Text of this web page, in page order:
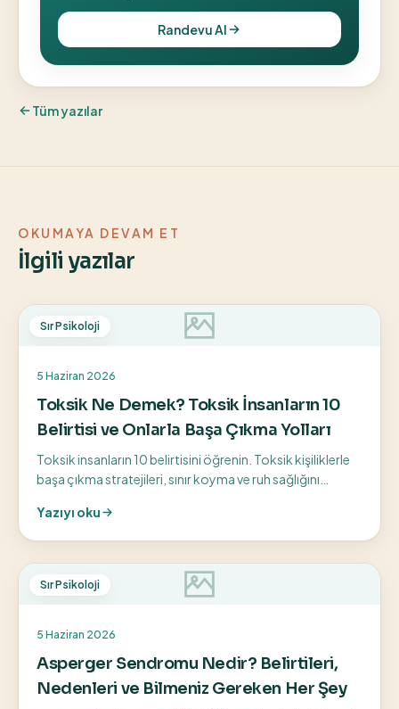
Randevu Al
Tüm yazılar
OKUMAYA DEVAM ET
İlgili yazılar
Sır Psikoloji
5 Haziran 2026
Toksik Ne Demek? Toksik İnsanların 10
Belirtisi ve Onlarla Başa Çıkma Yolları
Toksik insanların 10 belirtisini öğrenin. Toksik kişiliklerle
başa çıkma stratejileri, sınır koyma ve ruh sağlığını
Yazıyı oku
Sır Psikoloji
5 Haziran 2026
Asperger Sendromu Nedir? Belirtileri,
Nedenleri ve Bilmeniz Gereken Her Şey